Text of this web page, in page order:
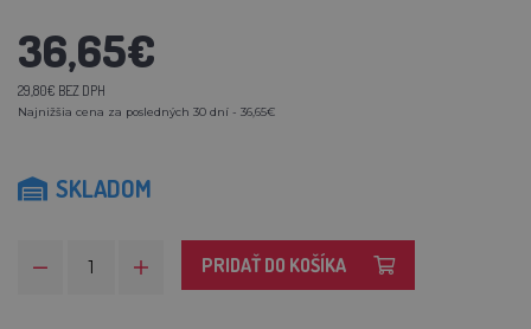
36,65€
29,80€ BEZ DPH
Najnižšia cena za posledných 30 dní - 36,65€
SKLADOM
PRIDAŤ DO KOŠÍKA